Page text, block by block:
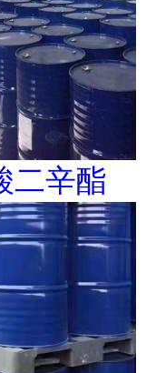
二辛酯